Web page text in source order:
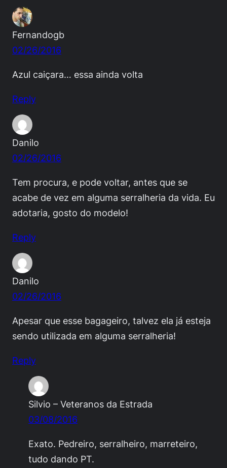
Fernandogb
02/26/2016
Azul caiçara… essa ainda volta
Reply
Danilo
02/26/2016
Tem procura, e pode voltar, antes que se
acabe de vez em alguma serralheria da vida. Eu
adotaria, gosto do modelo!
Reply
Danilo
02/26/2016
Apesar que esse bagageiro, talvez ela já esteja
sendo utilizada em alguma serralheria!
Reply
Silvio – Veteranos da Estrada
03/08/2016
Exato. Pedreiro, serralheiro, marreteiro,
tudo dando PT.